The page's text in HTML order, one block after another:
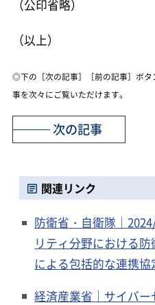
（公印省略）
（以上）
◎下の［次の記事］［前の記事］ボ
事を次々にご覧いただけます。
次の記事
関連リンク
防衛省・自衛隊｜
リティ分野における
による包括的な連携協
経済産業省｜サイバ